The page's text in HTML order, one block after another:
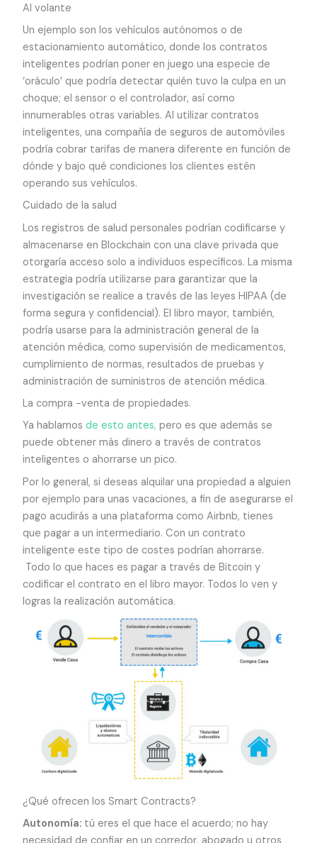
Al volante
Un ejemplo son los vehículos autónomos o de
estacionamiento automático, donde los contratos
inteligentes podrían poner en juego una especie de
‘oráculo’ que podría detectar quién tuvo la culpa en un
choque; el sensor o el controlador, así como
innumerables otras variables. Al utilizar contratos
inteligentes, una compañía de seguros de automóviles
podría cobrar tarifas de manera diferente en función de
dónde y bajo qué condiciones los clientes estén
operando sus vehículos.
Cuidado de la salud
Los registros de salud personales podrían codificarse y
almacenarse en Blockchain con una clave privada que
otorgaría acceso solo a individuos específicos. La misma
estrategia podría utilizarse para garantizar que la
investigación se realice a través de las leyes HIPAA (de
forma segura y confidencial). El libro mayor, también,
podría usarse para la administración general de la
atención médica, como supervisión de medicamentos,
cumplimiento de normas, resultados de pruebas y
administración de suministros de atención médica.
La compra -venta de propiedades.
Ya hablamosde esto antes,pero es que además se
puede obtener más dinero a través de contratos
inteligentes o ahorrarse un pico.
Por lo general, si deseas alquilar una propiedad a alguien
por ejemplo para unas vacaciones, a fin de asegurarse el
pago acudirás a una plataforma como Airbnb, tienes
que pagar a un intermediario. Con un contrato
inteligente este tipo de costes podrían ahorrarse.
Todo lo que haces es pagar a través de Bitcoin y
codificar el contrato en el libro mayor. Todos lo ven y
logras la realización automática.
¿Qué ofrecen los Smart Contracts?
Autonomía: tú eres el que hace el acuerdo; no hay